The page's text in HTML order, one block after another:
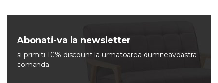
Abonati-va la newsletter
si primiti 10% discount la urmatoarea dumneavoastra
comanda.